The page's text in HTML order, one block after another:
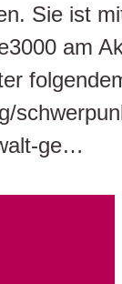
Sie ist
am
ge…